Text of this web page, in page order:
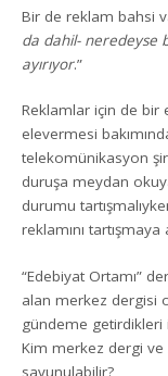
Bir de reklam bahsi
da dahil- neredeyse
ayırıyor.”
Reklamlar için de bir
elevermesi
telekomünikasyon
duruşa meydan
durumu
reklamını
“Edebiyat Ortamı”
alan merkez dergisi
gündeme
Kim merkez dergi
savunulabilir?